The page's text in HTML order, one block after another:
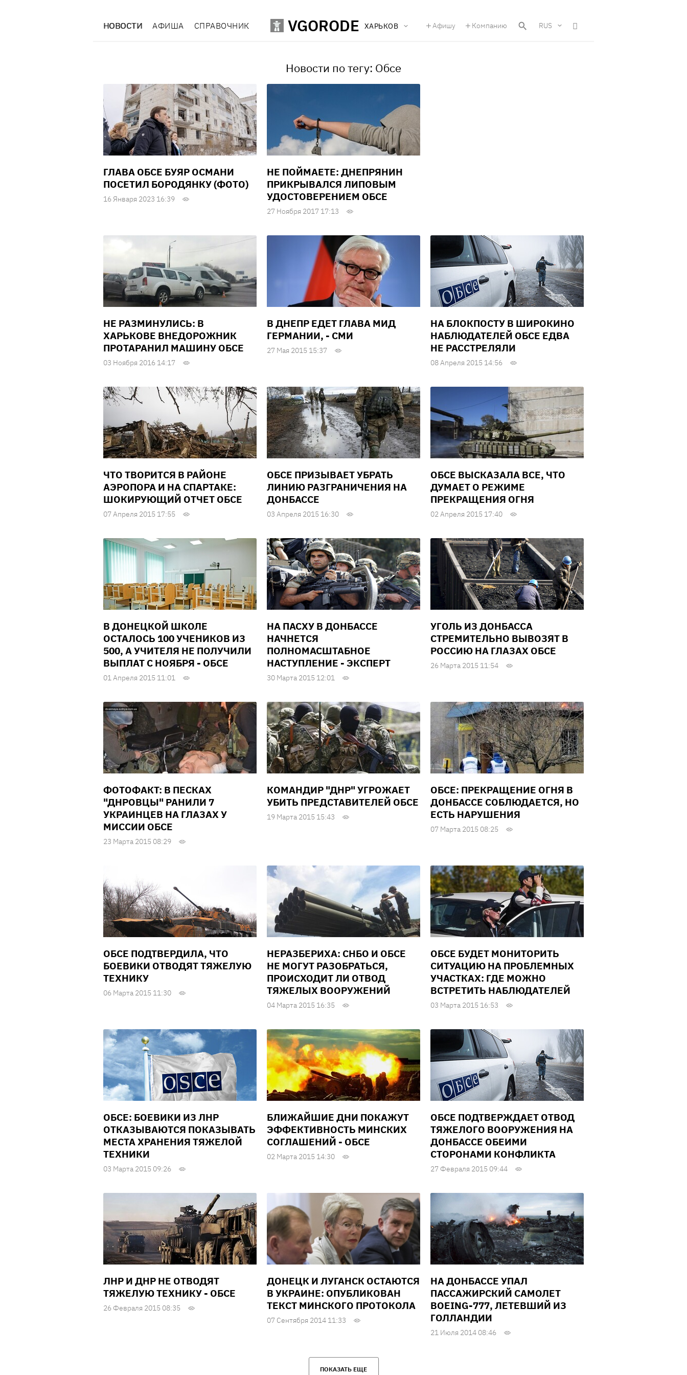
НОВОСТИ АФИША СПРАВОЧНИК VGORODE ХАРЬКОВ Афишу Компанию RUS
Новости по тегу: Обсе
ГЛАВА ОБСЕ БУЯР ОСМАНИ
ПОСЕТИЛ БОРОДЯНКУ (ФОТО)
16 Января 2023 16:39
НЕ ПОЙМАЕТЕ: ДНЕПРЯНИН
ПРИКРЫВАЛСЯ ЛИПОВЫМ
УДОСТОВЕРЕНИЕМ ОБСЕ
27 Ноября 2017 17:13
НЕ РАЗМИНУЛИСЬ: В
ХАРЬКОВЕ ВНЕДОРОЖНИК
ПРОТАРАНИЛ МАШИНУ ОБСЕ
03 Ноября 2016 14:17
В ДНЕПР ЕДЕТ ГЛАВА МИД
ГЕРМАНИИ, - СМИ
27 Мая 2015 15:37
НА БЛОКПОСТУ В ШИРОКИНО
НАБЛЮДАТЕЛЕЙ ОБСЕ ЕДВА
НЕ РАССТРЕЛЯЛИ
08 Апреля 2015 14:56
ЧТО ТВОРИТСЯ В РАЙОНЕ
АЭРОПОРА И НА СПАРТАКЕ:
ШОКИРУЮЩИЙ ОТЧЕТ ОБСЕ
07 Апреля 2015 17:55
ОБСЕ ПРИЗЫВАЕТ УБРАТЬ
ЛИНИЮ РАЗГРАНИЧЕНИЯ НА
ДОНБАССЕ
03 Апреля 2015 16:30
ОБСЕ ВЫСКАЗАЛА ВСЕ, ЧТО
ДУМАЕТ О РЕЖИМЕ
ПРЕКРАЩЕНИЯ ОГНЯ
02 Апреля 2015 17:40
В ДОНЕЦКОЙ ШКОЛЕ
ОСТАЛОСЬ 100 УЧЕНИКОВ ИЗ
500, А УЧИТЕЛЯ НЕ ПОЛУЧИЛИ
ВЫПЛАТ С НОЯБРЯ - ОБСЕ
01 Апреля 2015 11:01
НА ПАСХУ В ДОНБАССЕ
НАЧНЕТСЯ
ПОЛНОМАСШТАБНОЕ
НАСТУПЛЕНИЕ - ЭКСПЕРТ
30 Марта 2015 12:01
УГОЛЬ ИЗ ДОНБАССА
СТРЕМИТЕЛЬНО ВЫВОЗЯТ В
РОССИЮ НА ГЛАЗАХ ОБСЕ
26 Марта 2015 11:54
ФОТОФАКТ: В ПЕСКАХ
"ДНРОВЦЫ" РАНИЛИ 7
УКРАИНЦЕВ НА ГЛАЗАХ У
МИССИИ ОБСЕ
23 Марта 2015 08:29
КОМАНДИР "ДНР" УГРОЖАЕТ
УБИТЬ ПРЕДСТАВИТЕЛЕЙ ОБСЕ
19 Марта 2015 15:43
ОБСЕ: ПРЕКРАЩЕНИЕ ОГНЯ В
ДОНБАССЕ СОБЛЮДАЕТСЯ, НО
ЕСТЬ НАРУШЕНИЯ
07 Марта 2015 08:25
ОБСЕ ПОДТВЕРДИЛА, ЧТО
БОЕВИКИ ОТВОДЯТ ТЯЖЕЛУЮ
ТЕХНИКУ
06 Марта 2015 11:30
НЕРАЗБЕРИХА: СНБО И ОБСЕ
НЕ МОГУТ РАЗОБРАТЬСЯ,
ПРОИСХОДИТ ЛИ ОТВОД
ТЯЖЕЛЫХ ВООРУЖЕНИЙ
04 Марта 2015 16:35
ОБСЕ БУДЕТ МОНИТОРИТЬ
СИТУАЦИЮ НА ПРОБЛЕМНЫХ
УЧАСТКАХ: ГДЕ МОЖНО
ВСТРЕТИТЬ НАБЛЮДАТЕЛЕЙ
03 Марта 2015 16:53
ОБСЕ: БОЕВИКИ ИЗ ЛНР
ОТКАЗЫВАЮТСЯ ПОКАЗЫВАТЬ
МЕСТА ХРАНЕНИЯ ТЯЖЕЛОЙ
ТЕХНИКИ
03 Марта 2015 09:26
БЛИЖАЙШИЕ ДНИ ПОКАЖУТ
ЭФФЕКТИВНОСТЬ МИНСКИХ
СОГЛАШЕНИЙ - ОБСЕ
02 Марта 2015 14:30
ОБСЕ ПОДТВЕРЖДАЕТ ОТВОД
ТЯЖЕЛОГО ВООРУЖЕНИЯ НА
ДОНБАССЕ ОБЕИМИ
СТОРОНАМИ КОНФЛИКТА
27 Февраля 2015 09:44
ЛНР И ДНР НЕ ОТВОДЯТ
ТЯЖЕЛУЮ ТЕХНИКУ - ОБСЕ
26 Февраля 2015 08:35
ДОНЕЦК И ЛУГАНСК ОСТАЮТСЯ
В УКРАИНЕ: ОПУБЛИКОВАН
ТЕКСТ МИНСКОГО ПРОТОКОЛА
07 Сентября 2014 11:33
НА ДОНБАССЕ УПАЛ
ПАССАЖИРСКИЙ САМОЛЕТ
BOЕING-777, ЛЕТЕВШИЙ ИЗ
ГОЛЛАНДИИ
21 Июля 2014 08:46
ПОКАЗАТЬ ЕЩЕ